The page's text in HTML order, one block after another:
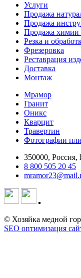
Услуги
Продажа
Продажа
Продажа химии
Резка и
Фрезеровка
Реставрация
Доставка
Монтаж
Мрамор
Гранит
Оникс
Кварцит
Травертин
Фотографии
350000, Россия,
8 800 505 20 45
© Хозяйка медной
SEO оптимизация